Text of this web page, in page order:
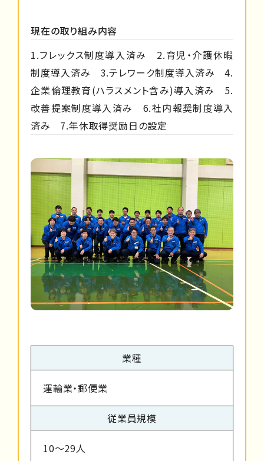
現在の取り組み内容
1.フレックス制度導入済み 2.育児・介護休暇
制度導入済み 3.テレワーク制度導入済み 4.
企業倫理教育(ハラスメント含み)導入済み 5.
改善提案制度導入済み 6.社内報奨制度導入
済み 7.年休取得奨励日の設定
業種
運輸業・郵便業
従業員規模
10～29人